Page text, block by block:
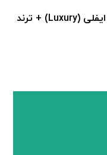
فروش عمده صندلی اپن پایه چوبی ایفلی (Luxury) + ترند